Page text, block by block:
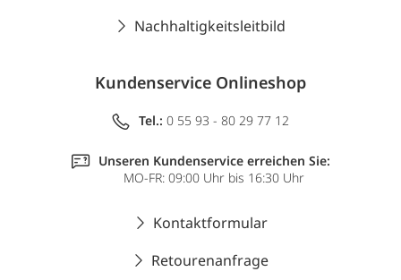
Nachhaltigkeitsleitbild
Kundenservice Onlineshop
Tel.: 0 55 93 - 80 29 77 12
Unseren Kundenservice erreichen Sie:
MO-FR: 09:00 Uhr bis 16:30 Uhr
Kontaktformular
Retourenanfrage